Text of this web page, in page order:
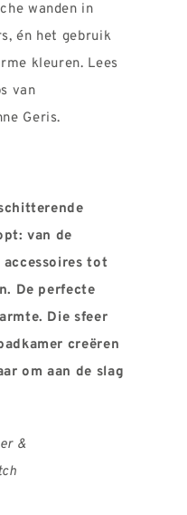
wanden in
én het gebruik
kleuren. Lees
van
Geris.
van de
tot
De perfecte
Die sfeer
creëren
om aan de slag
&